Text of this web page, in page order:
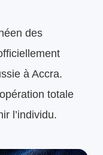
des
à Accra.
totale
l’individu.